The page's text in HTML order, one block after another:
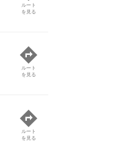
ルート
を見る
ルート
を見る
ルート
を見る